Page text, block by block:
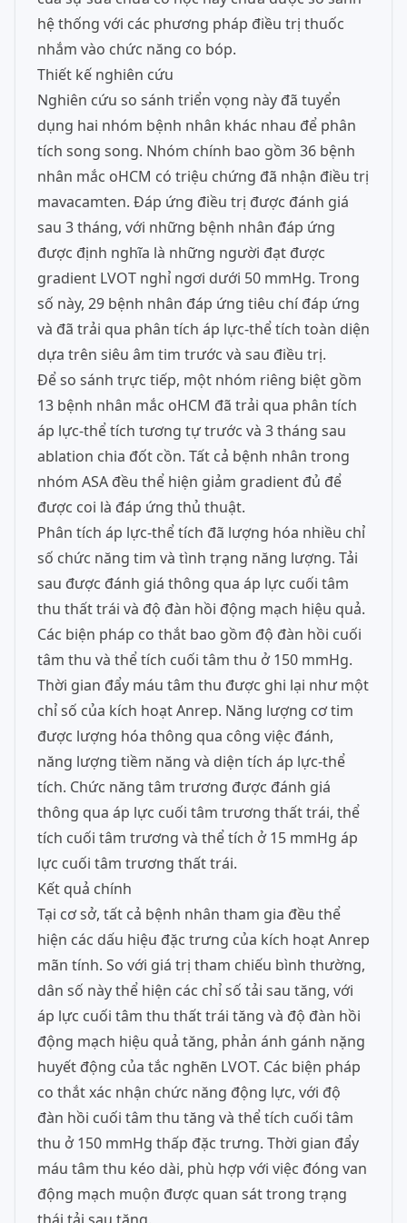
hệ thống với các phương pháp điều trị thuốc
nhắm vào chức năng co bóp.
Thiết kế nghiên cứu
Nghiên cứu so sánh triển vọng này đã tuyển
dụng hai nhóm bệnh nhân khác nhau để phân
tích song song. Nhóm chính bao gồm 36 bệnh
nhân mắc oHCM có triệu chứng đã nhận điều trị
mavacamten. Đáp ứng điều trị được đánh giá
sau 3 tháng, với những bệnh nhân đáp ứng
được định nghĩa là những người đạt được
gradient LVOT nghỉ ngơi dưới 50 mmHg. Trong
số này, 29 bệnh nhân đáp ứng tiêu chí đáp ứng
và đã trải qua phân tích áp lực-thể tích toàn diện
dựa trên siêu âm tim trước và sau điều trị.
Để so sánh trực tiếp, một nhóm riêng biệt gồm
13 bệnh nhân mắc oHCM đã trải qua phân tích
áp lực-thể tích tương tự trước và 3 tháng sau
ablation chia đốt cồn. Tất cả bệnh nhân trong
nhóm ASA đều thể hiện giảm gradient đủ để
được coi là đáp ứng thủ thuật.
Phân tích áp lực-thể tích đã lượng hóa nhiều chỉ
số chức năng tim và tình trạng năng lượng. Tải
sau được đánh giá thông qua áp lực cuối tâm
thu thất trái và độ đàn hồi động mạch hiệu quả.
Các biện pháp co thắt bao gồm độ đàn hồi cuối
tâm thu và thể tích cuối tâm thu ở 150 mmHg.
Thời gian đẩy máu tâm thu được ghi lại như một
chỉ số của kích hoạt Anrep. Năng lượng cơ tim
được lượng hóa thông qua công việc đánh,
năng lượng tiềm năng và diện tích áp lực-thể
tích. Chức năng tâm trương được đánh giá
thông qua áp lực cuối tâm trương thất trái, thể
tích cuối tâm trương và thể tích ở 15 mmHg áp
lực cuối tâm trương thất trái.
Kết quả chính
Tại cơ sở, tất cả bệnh nhân tham gia đều thể
hiện các dấu hiệu đặc trưng của kích hoạt Anrep
mãn tính. So với giá trị tham chiếu bình thường,
dân số này thể hiện các chỉ số tải sau tăng, với
áp lực cuối tâm thu thất trái tăng và độ đàn hồi
động mạch hiệu quả tăng, phản ánh gánh nặng
huyết động của tắc nghẽn LVOT. Các biện pháp
co thắt xác nhận chức năng động lực, với độ
đàn hồi cuối tâm thu tăng và thể tích cuối tâm
thu ở 150 mmHg thấp đặc trưng. Thời gian đẩy
máu tâm thu kéo dài, phù hợp với việc đóng van
động mạch muộn được quan sát trong trạng